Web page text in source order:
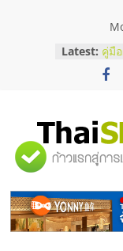
Latest: สัม
บริ
คู่มื
วิเ
ปั้ม
อ
"ศูนย์
รวม